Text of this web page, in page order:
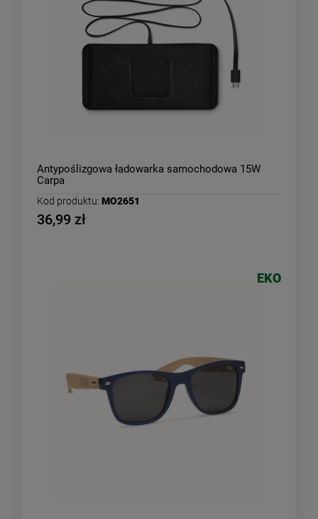
Antypoślizgowa ładowarka samochodowa 15W
Carpa
Kod produktu: MO2651
36,99 zł
EKO